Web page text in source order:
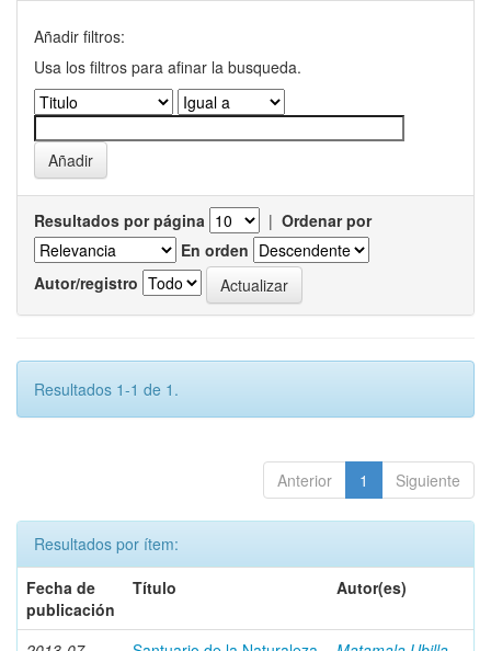
Añadir filtros:
Usa los filtros para afinar la busqueda.
Resultados por página | Ordenar por
En orden
Autor/registro
Resultados 1-1 de 1.
Anterior 1 Siguiente
Resultados por ítem:
Fecha de
publicación
Título Autor(es)